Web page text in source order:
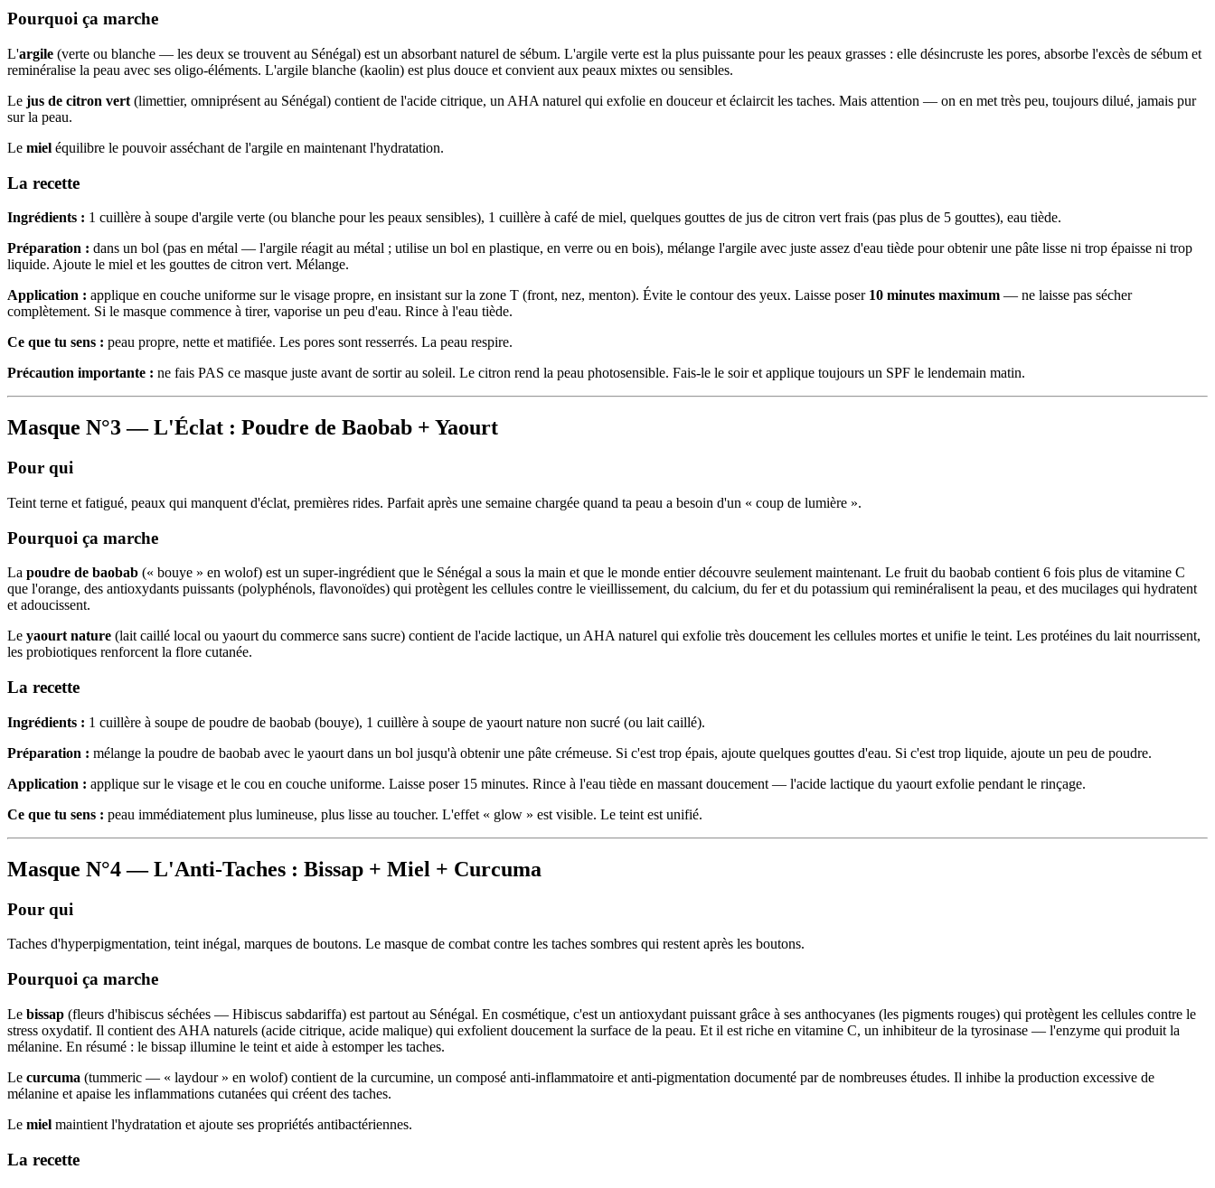
Pourquoi ça marche
L'argile (verte ou blanche — les deux se trouvent au Sénégal) est un absorbant naturel de sébum. L'argile verte est la plus puissante pour les peaux grasses : elle désincruste les pores, absorbe l'excès de sébum et
reminéralise la peau avec ses oligo-éléments. L'argile blanche (kaolin) est plus douce et convient aux peaux mixtes ou sensibles.
Le jus de citron vert (limettier, omniprésent au Sénégal) contient de l'acide citrique, un AHA naturel qui exfolie en douceur et éclaircit les taches. Mais attention — on en met très peu, toujours dilué, jamais pur
sur la peau.
Le miel équilibre le pouvoir asséchant de l'argile en maintenant l'hydratation.
La recette
Ingrédients : 1 cuillère à soupe d'argile verte (ou blanche pour les peaux sensibles), 1 cuillère à café de miel, quelques gouttes de jus de citron vert frais (pas plus de 5 gouttes), eau tiède.
Préparation : dans un bol (pas en métal — l'argile réagit au métal ; utilise un bol en plastique, en verre ou en bois), mélange l'argile avec juste assez d'eau tiède pour obtenir une pâte lisse ni trop épaisse ni trop
liquide. Ajoute le miel et les gouttes de citron vert. Mélange.
Application : applique en couche uniforme sur le visage propre, en insistant sur la zone T (front, nez, menton). Évite le contour des yeux. Laisse poser 10 minutes maximum — ne laisse pas sécher
complètement. Si le masque commence à tirer, vaporise un peu d'eau. Rince à l'eau tiède.
Ce que tu sens : peau propre, nette et matifiée. Les pores sont resserrés. La peau respire.
Précaution importante : ne fais PAS ce masque juste avant de sortir au soleil. Le citron rend la peau photosensible. Fais-le le soir et applique toujours un SPF le lendemain matin.
Masque N°3 — L'Éclat : Poudre de Baobab + Yaourt
Pour qui
Teint terne et fatigué, peaux qui manquent d'éclat, premières rides. Parfait après une semaine chargée quand ta peau a besoin d'un « coup de lumière ».
Pourquoi ça marche
La poudre de baobab (« bouye » en wolof) est un super-ingrédient que le Sénégal a sous la main et que le monde entier découvre seulement maintenant. Le fruit du baobab contient 6 fois plus de vitamine C
que l'orange, des antioxydants puissants (polyphénols, flavonoïdes) qui protègent les cellules contre le vieillissement, du calcium, du fer et du potassium qui reminéralisent la peau, et des mucilages qui hydratent
et adoucissent.
Le yaourt nature (lait caillé local ou yaourt du commerce sans sucre) contient de l'acide lactique, un AHA naturel qui exfolie très doucement les cellules mortes et unifie le teint. Les protéines du lait nourrissent,
les probiotiques renforcent la flore cutanée.
La recette
Ingrédients : 1 cuillère à soupe de poudre de baobab (bouye), 1 cuillère à soupe de yaourt nature non sucré (ou lait caillé).
Préparation : mélange la poudre de baobab avec le yaourt dans un bol jusqu'à obtenir une pâte crémeuse. Si c'est trop épais, ajoute quelques gouttes d'eau. Si c'est trop liquide, ajoute un peu de poudre.
Application : applique sur le visage et le cou en couche uniforme. Laisse poser 15 minutes. Rince à l'eau tiède en massant doucement — l'acide lactique du yaourt exfolie pendant le rinçage.
Ce que tu sens : peau immédiatement plus lumineuse, plus lisse au toucher. L'effet « glow » est visible. Le teint est unifié.
Masque N°4 — L'Anti-Taches : Bissap + Miel + Curcuma
Pour qui
Taches d'hyperpigmentation, teint inégal, marques de boutons. Le masque de combat contre les taches sombres qui restent après les boutons.
Pourquoi ça marche
Le bissap (fleurs d'hibiscus séchées — Hibiscus sabdariffa) est partout au Sénégal. En cosmétique, c'est un antioxydant puissant grâce à ses anthocyanes (les pigments rouges) qui protègent les cellules contre le
stress oxydatif. Il contient des AHA naturels (acide citrique, acide malique) qui exfolient doucement la surface de la peau. Et il est riche en vitamine C, un inhibiteur de la tyrosinase — l'enzyme qui produit la
mélanine. En résumé : le bissap illumine le teint et aide à estomper les taches.
Le curcuma (tummeric — « laydour » en wolof) contient de la curcumine, un composé anti-inflammatoire et anti-pigmentation documenté par de nombreuses études. Il inhibe la production excessive de
mélanine et apaise les inflammations cutanées qui créent des taches.
Le miel maintient l'hydratation et ajoute ses propriétés antibactériennes.
La recette